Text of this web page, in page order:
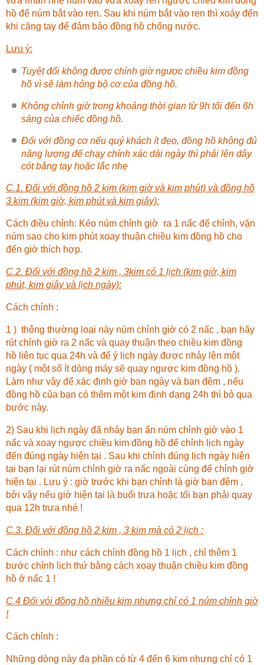
hồ để núm bắt vào ren. Sau khi núm bắt vào ren thì xoáy đến
khi căng tay để đảm bảo đồng hồ chống nước.
Lưu ý:
Tuyệt đối không được chỉnh giờ ngược chiều kim đồng
hồ vì sẽ làm hỏng bộ cơ của đồng hồ.
Không chỉnh giờ trong khoảng thời gian từ 9h tối đến 6h
sáng của chiếc đồng hồ.
Đối với đồng cơ nếu quý khách ít đeo, đồng hồ không đủ
năng lượng để chạy chính xác dài ngày thì phải lên dây
cót bằng tay hoặc lắc nhẹ
C.1. Đối với đồng hồ 2 kim (kim giờ và kim phút) và đồng hồ
3 kim (kim giờ, kim phút và kim giây):
Cách điều chỉnh: Kéo núm chỉnh giờ ra 1 nấc để chỉnh, vặn
núm sao cho kim phút xoay thuận chiều kim đồng hồ cho
đến giờ thích hợp.
C.2. Đối với đồng hồ 2 kim , 3kim có 1 lịch (kim giờ, kim
phút, kim giây và lịch ngày):
Cách chỉnh :
1 ) thông thường loại này núm chỉnh giờ có 2 nấc , bạn hãy
rút chỉnh giờ ra 2 nấc và quay thuận theo chiều kim đồng
hồ liên tục qua 24h và để ý lịch ngày được nhảy lên một
ngày ( một số ít dòng máy sẽ quay ngược kim đồng hồ ).
Làm như vậy để xác định giờ ban ngày và ban đêm , nếu
đồng hồ của bạn có thêm một kim định dạng 24h thì bỏ qua
bước này.
2) Sau khi lịch ngày đã nhảy bạn ấn núm chỉnh giờ vào 1
nấc và xoay ngược chiều kim đồng hồ để chỉnh lịch ngày
đến đúng ngày hiện tại . Sau khi chỉnh đúng lịch ngày hiện
tại bạn lại rút núm chỉnh giờ ra nấc ngoài cùng để chỉnh giờ
hiện tại . Lưu ý : giờ trước khi bạn chỉnh là giờ ban đêm ,
bởi vậy nếu giờ hiện tại là buổi trưa hoặc tối bạn phải quay
qua 12h trưa nhé !
C.3. Đối với đồng hồ 2 kim , 3 kim mà có 2 lịch :
Cách chỉnh : như cách chỉnh đồng hồ 1 lịch , chỉ thêm 1
bước chỉnh lịch thứ bằng cách xoay thuận chiều kim đồng
hồ ở nấc 1 !
C.4 Đối vói đồng hồ nhiều kim nhưng chỉ có 1 núm chỉnh giờ
!
Cách chỉnh :
Những dòng này đa phần có từ 4 đến 6 kim nhưng chỉ có 1